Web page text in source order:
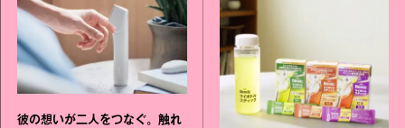
彼の想いが二人をつなぐ。触れ